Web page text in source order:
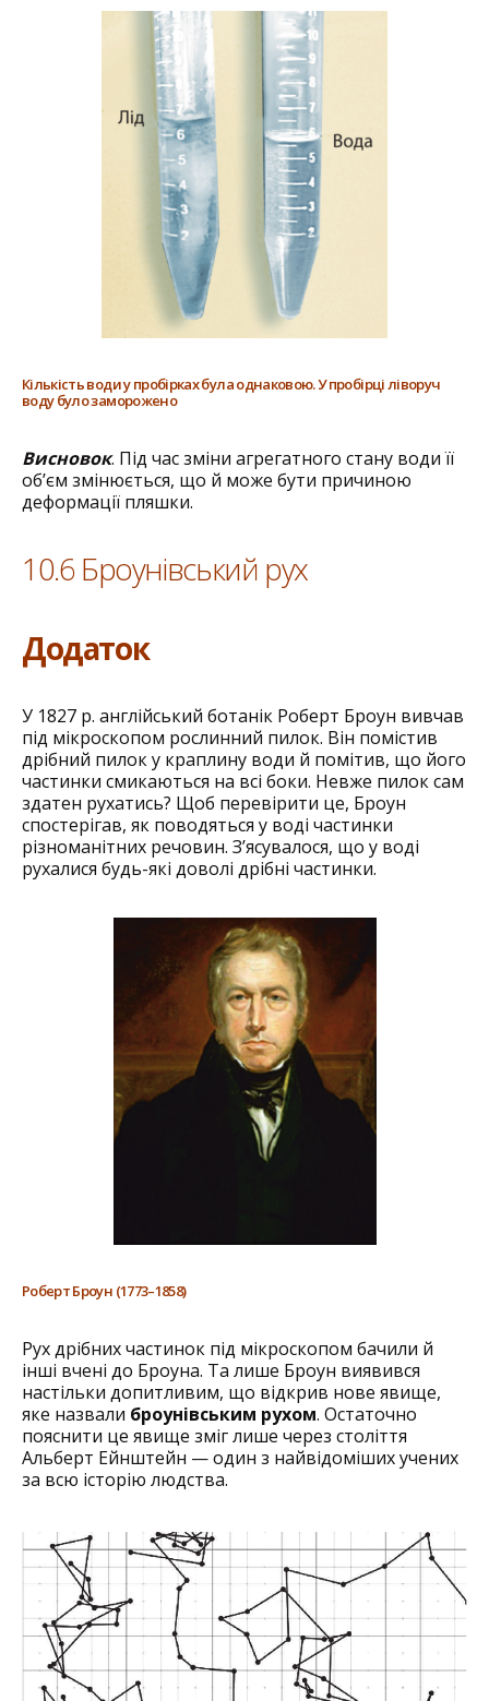
Кількість води у пробірках була однаковою. У пробірці ліворуч
воду було заморожено
Висновок. Під час зміни агрегатного стану води її
об’єм змінюється, що й може бути причиною
деформації пляшки.
10.6 Броунівський рух
Додаток
У 1827 р. англійський ботанік Роберт Броун вивчав
під мікроскопом рослинний пилок. Він помістив
дрібний пилок у краплину води й помітив, що його
частинки смикаються на всі боки. Невже пилок сам
здатен рухатись? Щоб перевірити це, Броун
спостерігав, як поводяться у воді частинки
різноманітних речовин. З’ясувалося, що у воді
рухалися будь-які доволі дрібні частинки.
Роберт Броун (1773–1858)
Рух дрібних частинок під мікроскопом бачили й
інші вчені до Броуна. Та лише Броун виявився
настільки допитливим, що відкрив нове явище,
яке назвали броунівським рухом. Остаточно
пояснити це явище зміг лише через століття
Альберт Ейнштейн — один з найвідоміших учених
за всю історію людства.